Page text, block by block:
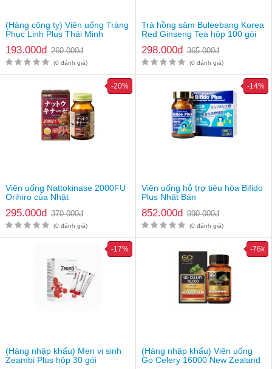
Lưu ý: Thực phẩm này không phải là thuốc và không có tác
dụng thay thế thuốc chữa bệnh. Hiệu quả sử dụng tuỳ thuộc cơ
địa từng người
(Hàng công ty) Viên uống Tràng
Phục Linh Plus Thái Minh
193.000đ 260.000đ
(0 đánh giá)
Trà hồng sâm Buleebang Korea
Red Ginseng Tea hộp 100 gói
298.000đ 365.000đ
(0 đánh giá)
Viên uống Nattokinase 2000FU
Orihiro của Nhật
295.000đ 370.000đ
-20%
(0 đánh giá)
Viên uống hỗ trợ tiêu hóa Bifido
Plus Nhật Bản
852.000đ 990.000đ
-14%
(0 đánh giá)
(Hàng nhập khẩu) Men vi sinh
Zeambi Plus hộp 30 gói
-17%
(Hàng nhập khẩu) Viên uống
Go Celery 16000 New Zealand
-76k